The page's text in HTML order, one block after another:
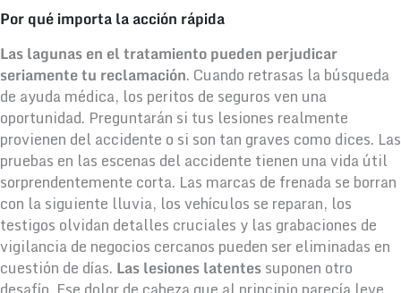
Por qué importa la acción rápida
Las lagunas en el tratamiento pueden perjudicar
seriamente tu reclamación. Cuando retrasas la búsqueda
de ayuda médica, los peritos de seguros ven una
oportunidad. Preguntarán si tus lesiones realmente
provienen del accidente o si son tan graves como dices. Las
pruebas en las escenas del accidente tienen una vida útil
sorprendentemente corta. Las marcas de frenada se borran
con la siguiente lluvia, los vehículos se reparan, los
testigos olvidan detalles cruciales y las grabaciones de
vigilancia de negocios cercanos pueden ser eliminadas en
cuestión de días. Las lesiones latentessuponen otro